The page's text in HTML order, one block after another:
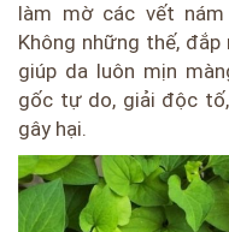
làm mờ các vết
Không những thế,
giúp da luôn mịn
gốc tự do, giải độc
gây hại.